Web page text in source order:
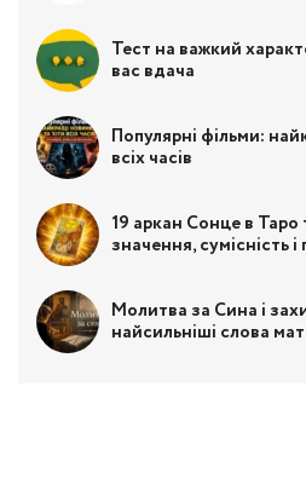
Тест на важкий
вас вдача
Популярні фільми:
всіх часів
19 аркан Сонце в Таро
значення, сумісність і
Молитва за Сина і
найсильніші слова